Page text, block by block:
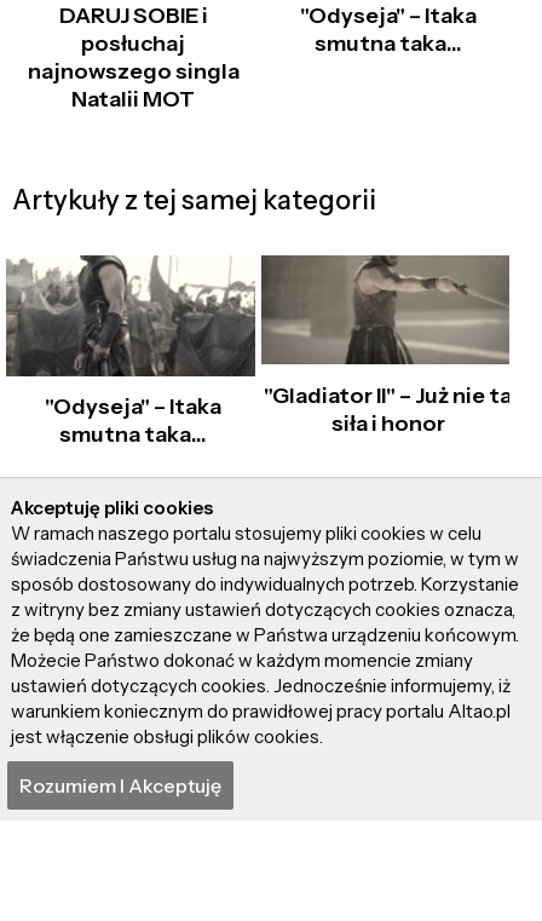
DARUJ SOBIE i
posłuchaj
najnowszego singla
Natalii MOT
"Odyseja" – Itaka
smutna taka…
Artykuły z tej samej kategorii
"Odyseja" – Itaka
smutna taka…
"Gladiator II" – Już nie ta
siła i honor
"Resident Evil: Witajcie
w Raccoon City" –
Shitty, Pasty
"Jojo Rabbit" – 50
twarzy Führera
Akceptuję pliki cookies
W ramach naszego portalu stosujemy pliki cookies w celu
świadczenia Państwu usług na najwyższym poziomie, w tym w
sposób dostosowany do indywidualnych potrzeb. Korzystanie
z witryny bez zmiany ustawień dotyczących cookies oznacza,
że będą one zamieszczane w Państwa urządzeniu końcowym.
Możecie Państwo dokonać w każdym momencie zmiany
ustawień dotyczących cookies. Jednocześnie informujemy, iż
warunkiem koniecznym do prawidłowej pracy portalu Altao.pl
jest włączenie obsługi plików cookies.
Rozumiem I Akceptuję